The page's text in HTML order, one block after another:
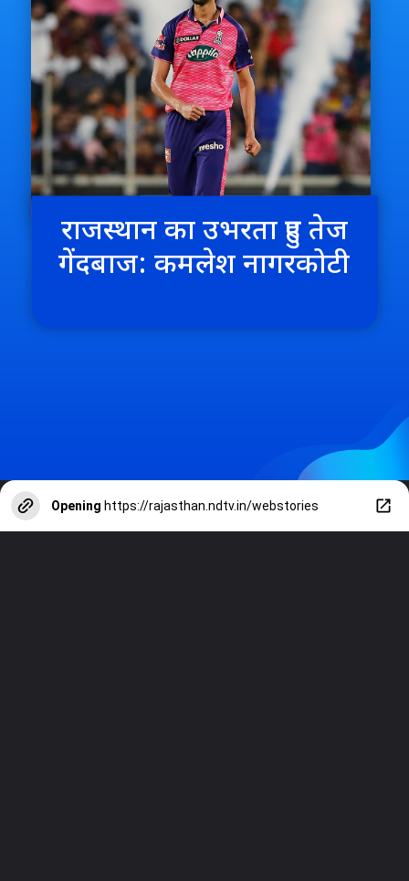
राजस्थान का उभरता हुए तेज
गेंदबाज: कमलेश नागरकोटी
Opening https://rajasthan.ndtv.in/webstories